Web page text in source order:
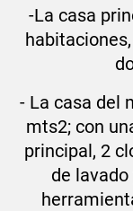
-La casa
- La casa del
mts2; con
principal, 2
de